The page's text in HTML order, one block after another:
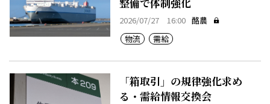
2026/07/27 16:00 酪農
物流
需給
「箱取引」の規律強化求め
る・需給情報交換会